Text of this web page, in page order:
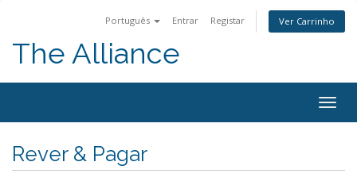
Português Entrar Registar Ver Carrinho
The Alliance
Rever & Pagar